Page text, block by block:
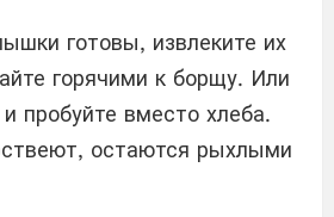
готовы, извлеките их
горячими к борщу. Или
пробуйте вместо хлеба.
остаются рыхлыми